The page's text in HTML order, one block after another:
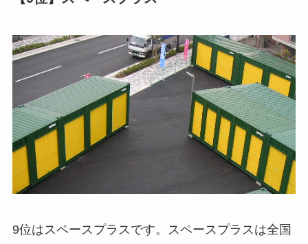
9位はスペースプラスです。スペースプラスは全国